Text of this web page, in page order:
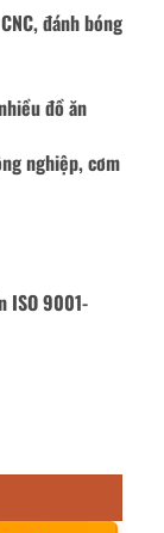
đánh bóng
đồ ăn
nghiệp, cơm
ISO 9001-